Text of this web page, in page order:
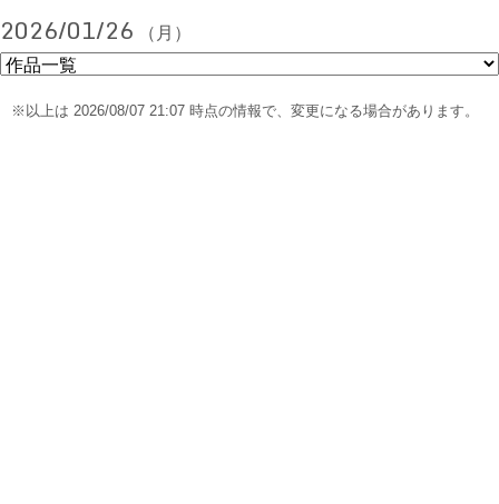
2026/01/26 （月）
※以上は 2026/08/07 21:07 時点の情報で、変更になる場合があります。